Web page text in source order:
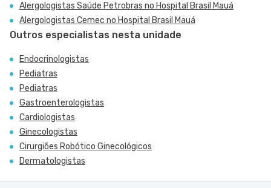
Alergologistas Saúde Petrobras no Hospital Brasil Mauá
Alergologistas Cemec no Hospital Brasil Mauá
Outros especialistas nesta unidade
Endocrinologistas
Pediatras
Pediatras
Gastroenterologistas
Cardiologistas
Ginecologistas
Cirurgiões Robótico Ginecológicos
Dermatologistas